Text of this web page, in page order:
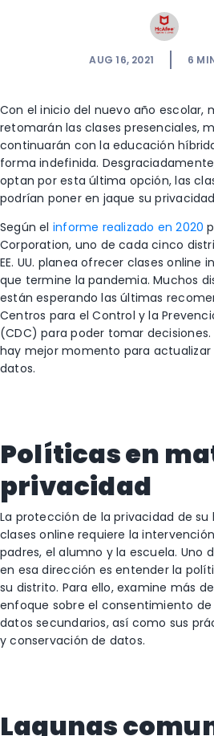
AUG 16, 2021 6
Con el inicio del nuevo año escolar,
retomarán las clases presenciales,
continuarán con la educación
forma indefinida.
optan por esta última opción, las
podrían poner en jaque su
Según el informe realizado en 2020
Corporation, uno de cada cinco
EE. UU. planea ofrecer clases online
que termine la pandemia. Muchos
están esperando las últimas
Centros para el Control y la
(CDC) para poder tomar
hay mejor momento para actualizar
datos.
Políticas en
privacidad
La protección de la privacidad de su
clases online requiere la
padres, el alumno y la escuela. Uno
en esa dirección es entender la
su distrito. Para ello, examine más
enfoque sobre el consentimiento de
datos secundarios, así como sus
y conservación de datos.
Lagunas